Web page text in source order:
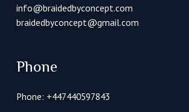
info@braidedbyconcept.com
braidedbyconcept@gmail.com
Phone
Phone: +447440597843